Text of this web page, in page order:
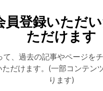
員登録いただ
ただけます
て、過去の記事やページを
だけます。(一部コンテン
ります)